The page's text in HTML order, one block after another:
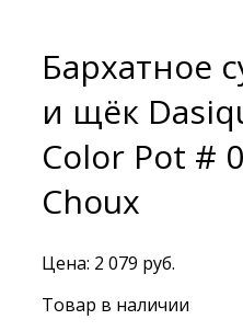
Бархатное
и щёк
Color Pot #
Choux
Цена: 2 079 руб.
Товар в наличии